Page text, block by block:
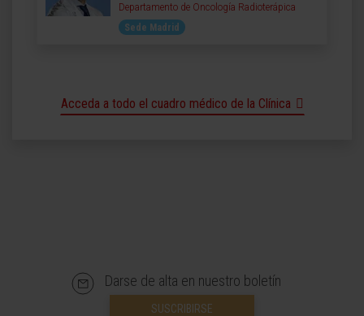
Departamento de Oncología Radioterápica
Sede Madrid
Acceda a todo el cuadro médico de la Clínica
Darse de alta en nuestro boletín
SUSCRIBIRSE